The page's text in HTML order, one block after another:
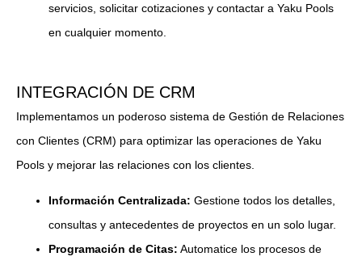
servicios, solicitar cotizaciones y contactar a Yaku Pools
en cualquier momento.
INTEGRACIÓN DE CRM
Implementamos un poderoso sistema de Gestión de Relaciones
con Clientes (CRM) para optimizar las operaciones de Yaku
Pools y mejorar las relaciones con los clientes.
Información Centralizada: Gestione todos los detalles,
consultas y antecedentes de proyectos en un solo lugar.
Programación de Citas: Automatice los procesos de